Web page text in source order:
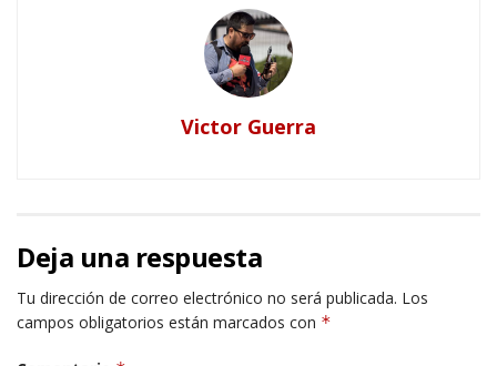
Victor Guerra
Deja una respuesta
Tu dirección de correo electrónico no será publicada. Los
campos obligatorios están marcados con *